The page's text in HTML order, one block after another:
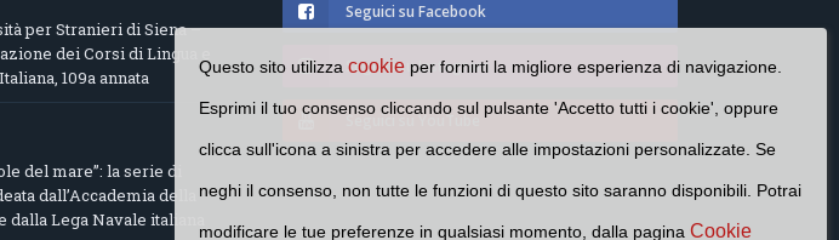
per Stranieri di Siena –
dei Corsi di Lingua e
109a annata
del mare”: la serie di
dall’Accademia della
dalla Lega Navale italiana
Seguici su Facebook
Seguici su Instagram
Seguici su YouTube
Questo sito utilizzacookie per fornirti la migliore esperienza di navigazione.
Esprimi il tuo consenso cliccando sul pulsante 'Accetto tutti i cookie', oppure
clicca sull'icona a sinistra per accedere alle impostazioni personalizzate. Se
neghi il consenso, non tutte le funzioni di questo sito saranno disponibili. Potrai
modificare le tue preferenze in qualsiasi momento, dalla pagina Cookie